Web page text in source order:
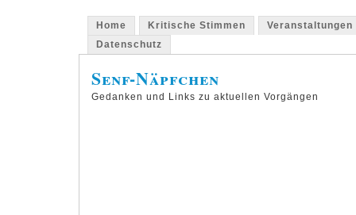
Home Kritische Stimmen
Veranstaltungen
Datenschutz
Senf-Näpfchen
Gedanken und Links zu aktuellen Vorgängen